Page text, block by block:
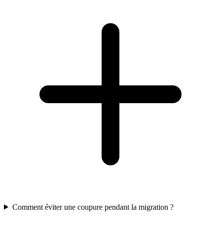
Comment éviter une coupure pendant la migration ?